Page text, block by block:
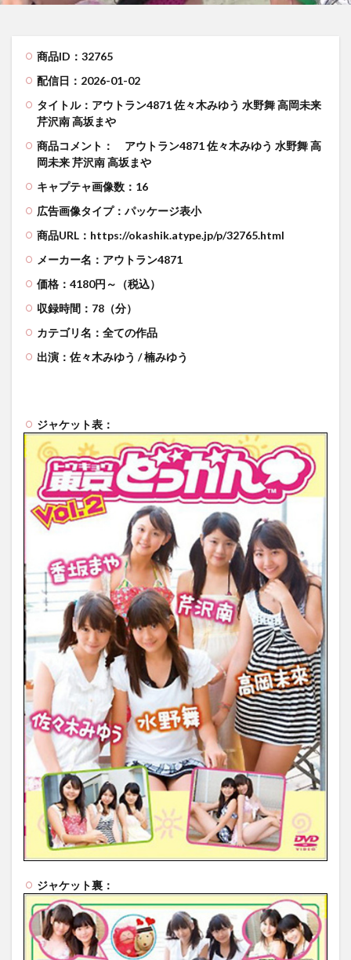
商品ID：32765
配信日：2026-01-02
タイトル：アウトラン4871 佐々木みゆう 水野舞 高岡未来
芹沢南 高坂まや
商品コメント：
アウトラン4871 佐々木みゆう 水野舞 高
岡未来 芹沢南 高坂まや
キャプテャ画像数：16
広告画像タイプ：パッケージ表小
商品URL：https://okashik.atype.jp/p/32765.html
メーカー名：アウトラン4871
価格：4180円～（税込）
収録時間：78（分）
カテゴリ名：全ての作品
出演：佐々木みゆう / 楠みゆう
ジャケット表：
ジャケット裏：